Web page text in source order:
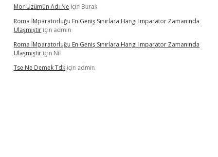
Mor Üzümün Adı Ne için Burak
Roma İMparatorluğu En Geniş Sınırlara Hangi Imparator Zamanında
Ulaşmıştır için admin
Roma İMparatorluğu En Geniş Sınırlara Hangi Imparator Zamanında
Ulaşmıştır için Nil
Tse Ne Demek Tdk için admin